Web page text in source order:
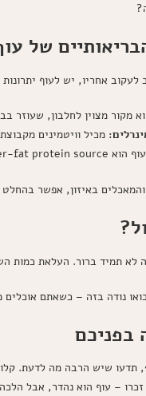
של
אחריו, יש לעוף
מקור מצוין לחלבון, שעוזר
מכיל וויטמינים מקבוצת B בריאים.
עוף הוא lower-fat protein source.
והמאכלים באיזון, אפשר
לא תמיד ברור. העלאת כמות
נודה בזה – כשאתם
בפניכם
זכרו – עוף הוא נהדר, אבל